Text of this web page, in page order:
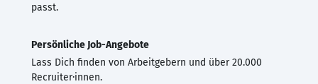
passt.
Persönliche Job-Angebote
Lass Dich finden von Arbeitgebern und über 20.000
Recruiter·innen.